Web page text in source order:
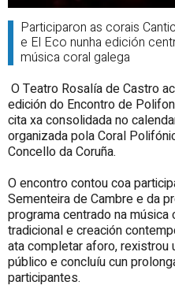
Participaron as corais
e El Eco nunha edición
música coral galega
O Teatro Rosalía de Castro
edición do Encontro de
cita xa consolidada no
organizada pola Coral
Concello da Coruña.
O encontro contou coa
Sementeira de Cambre e da
programa centrado na
tradicional e creación
ata completar aforo, rexistrou
público e concluíu cun
participantes.